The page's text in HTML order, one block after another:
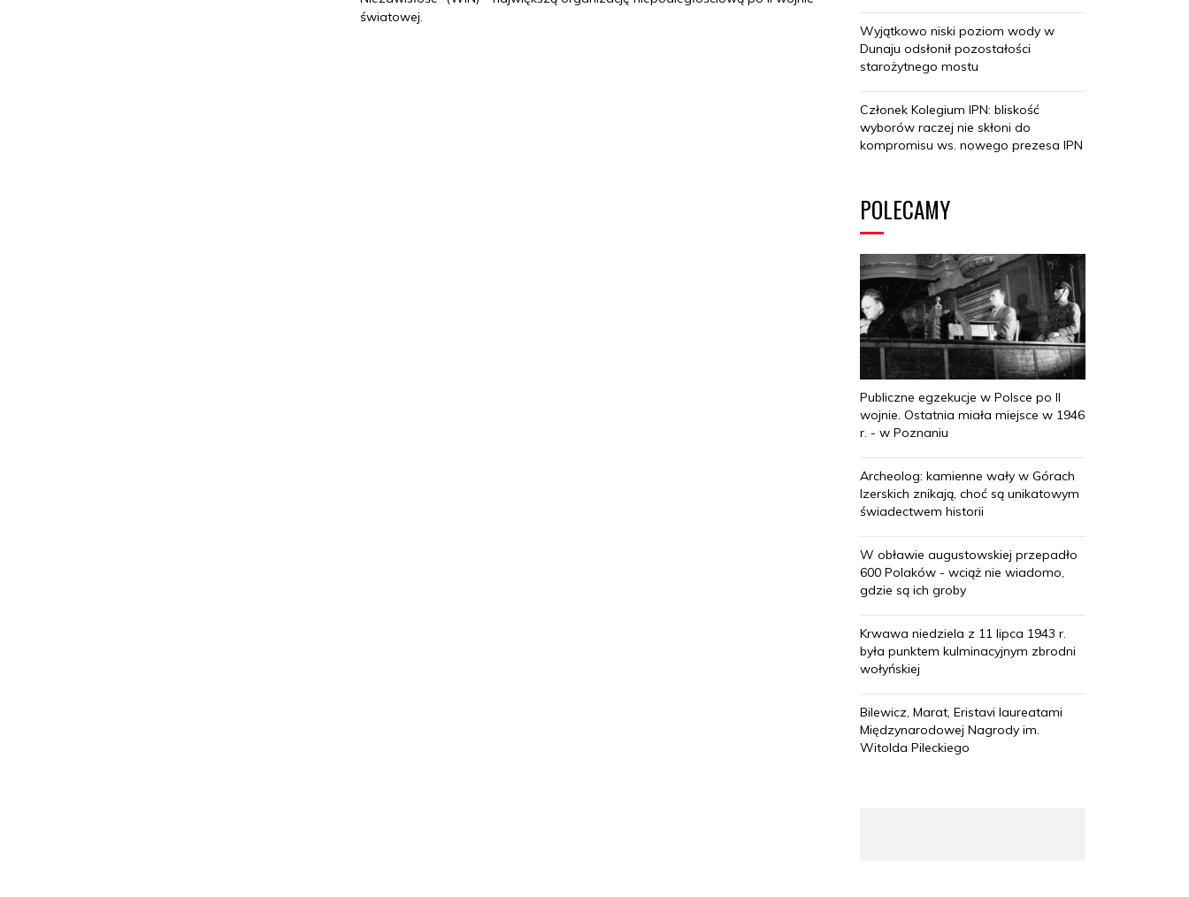
światowej.
Wyjątkowo niski poziom wody w
Dunaju odsłonił pozostałości
starożytnego mostu
Członek Kolegium IPN: bliskość
wyborów raczej nie skłoni do
kompromisu ws. nowego prezesa IPN
POLECAMY
Publiczne egzekucje w Polsce po II
wojnie. Ostatnia miała miejsce w 1946
r. - w Poznaniu
Archeolog: kamienne wały w Górach
Izerskich znikają, choć są unikatowym
świadectwem historii
W obławie augustowskiej przepadło
600 Polaków - wciąż nie wiadomo,
gdzie są ich groby
Krwawa niedziela z 11 lipca 1943 r.
była punktem kulminacyjnym zbrodni
wołyńskiej
Bilewicz, Marat, Eristavi laureatami
Międzynarodowej Nagrody im.
Witolda Pileckiego